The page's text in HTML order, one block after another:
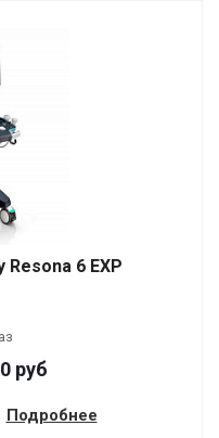
6 EXP
руб
Подробнее